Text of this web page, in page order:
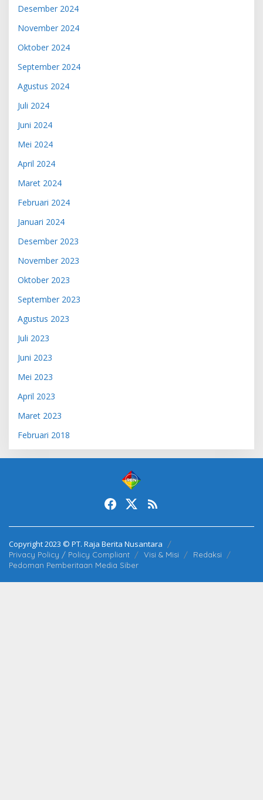
Desember 2024
November 2024
Oktober 2024
September 2024
Agustus 2024
Juli 2024
Juni 2024
Mei 2024
April 2024
Maret 2024
Februari 2024
Januari 2024
Desember 2023
November 2023
Oktober 2023
September 2023
Agustus 2023
Juli 2023
Juni 2023
Mei 2023
April 2023
Maret 2023
Februari 2018
Copyright 2023 © PT. Raja Berita Nusantara
Privacy Policy / Policy Compliant Visi & Misi
Redaksi
Pedoman Pemberitaan Media Siber